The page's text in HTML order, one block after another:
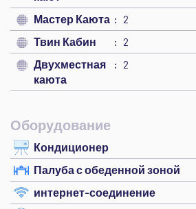
Мастер Каюта
2
Твин Кабин
2
Двухместная
каюта
2
Оборудование
Кондиционер
Палуба с обеденной зоной
интернет-соединение